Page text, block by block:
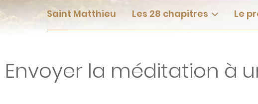
Saint Matthieu Les 28 chapitres Le
Envoyer la méditation à